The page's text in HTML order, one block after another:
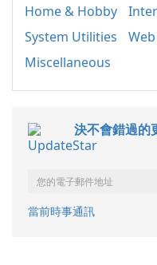
Home & Hobby
System Utilities
Miscellaneous
決不會錯過
當前時事通訊